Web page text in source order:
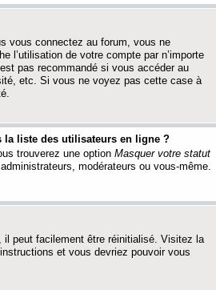
vous connectez au forum, vous ne
l’utilisation de votre compte par n’importe
pas recommandé si vous accéder au
etc. Si vous ne voyez pas cette case à
la liste des utilisateurs en ligne ?
trouverez une option Masquer votre statut
modérateurs ou vous-même.
il peut facilement être réinitialisé. Visitez la
et vous devriez pouvoir vous